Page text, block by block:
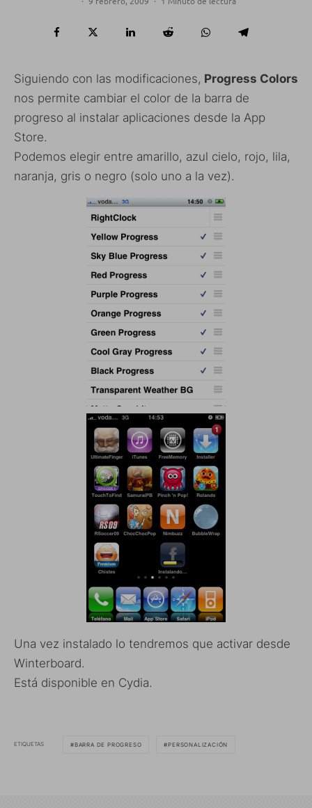
Siguiendo con las modificaciones, Progress Colors
nos permite cambiar el color de la barra de
progreso al instalar aplicaciones desde la App
Store.
Podemos elegir entre amarillo, azul cielo, rojo, lila,
naranja, gris o negro (solo uno a la vez).
Una vez instalado lo tendremos que activar desde
Winterboard.
Está disponible en Cydia.
ETIQUETAS BARRA DE PROGRESO PERSONALIZACIÓN